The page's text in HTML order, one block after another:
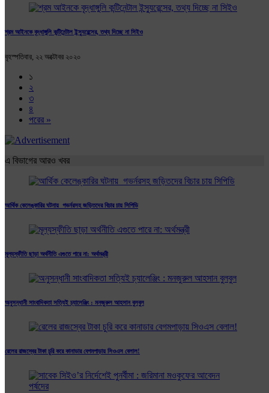
শ্রম আইনকে বৃদ্ধাঙ্গুলি কন্টিনেন্টাল ইন্স্যুরেন্সের, তথ্য দিচ্ছে না সিইও
বৃহস্পতিবার, ২২ অক্টোবর ২০২০
১
২
৩
৪
পরের »
এ বিভাগের আরও খবর
আর্থিক কেলেঙ্কারির ঘটনায় গভর্নরসহ জড়িতদের বিচার চায় সিপিডি
মূল্যস্ফীতি ছাড়া অর্থনীতি এগুতে পারে না: অর্থমন্ত্রী
অনুসন্ধানী সাংবাদিকতা সত্যিই চ্যালেঞ্জিং : মনজুরুল আহসান বুলবুল
রেলের রাজস্বের টাকা চুরি করে কানাডার বেগমপাড়ায় সিওএস বেলাল!